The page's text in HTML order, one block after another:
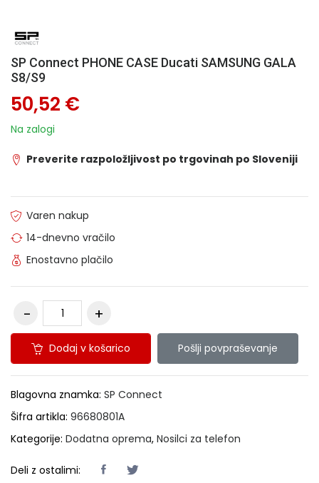
SP Connect PHONE CASE Ducati SAMSUNG GALA
S8/S9
50,52 €
Na zalogi
Preverite razpoložljivost po trgovinah po Sloveniji
Varen nakup
14-dnevno vračilo
Enostavno plačilo
Dodaj v košarico Pošlji povpraševanje
Blagovna znamka: SP Connect
Šifra artikla: 96680801A
Kategorije: Dodatna oprema, Nosilci za telefon
Deli z ostalimi: